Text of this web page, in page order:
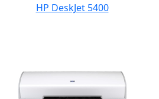
HP DeskJet 5400